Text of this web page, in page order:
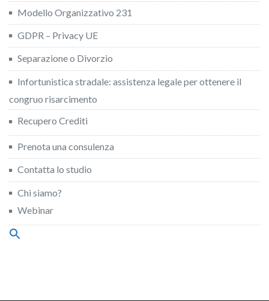
Modello Organizzativo 231
GDPR – Privacy UE
Separazione o Divorzio
Infortunistica stradale: assistenza legale per ottenere il
congruo risarcimento
Recupero Crediti
Prenota una consulenza
Contatta lo studio
Chi siamo?
Webinar
Search